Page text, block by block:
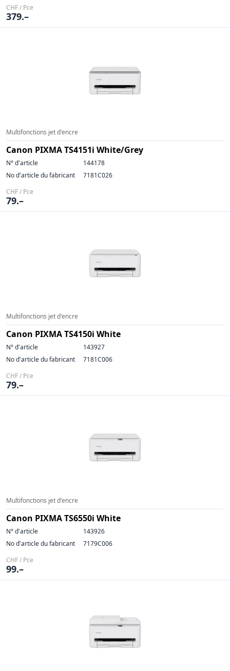
CHF / Pce
379.–
Multifonctions jet d'encre
Canon PIXMA TS4151i White/Grey
N° d'article
144178
No d'article du fabricant
7181C026
CHF / Pce
79.–
Multifonctions jet d'encre
Canon PIXMA TS4150i White
N° d'article
143927
No d'article du fabricant
7181C006
CHF / Pce
79.–
Multifonctions jet d'encre
Canon PIXMA TS6550i White
N° d'article
143926
No d'article du fabricant
7179C006
CHF / Pce
99.–